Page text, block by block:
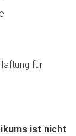
für
ist nicht